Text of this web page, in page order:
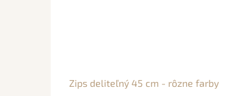
Zips deliteľný 45 cm - rôzne farby